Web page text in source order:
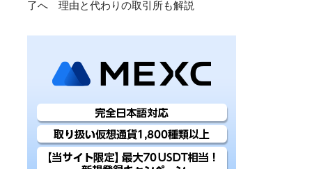
了へ 理由と代わりの取引所も解説